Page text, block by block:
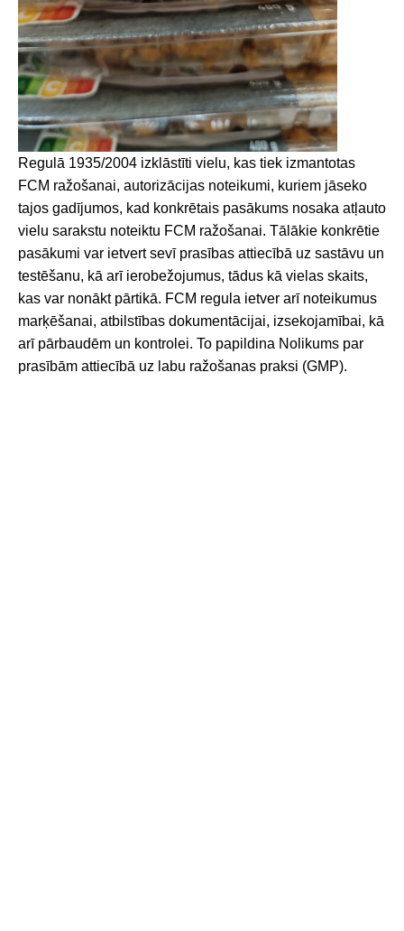
Regulā 1935/2004 izklāstīti vielu, kas tiek izmantotas
FCM ražošanai, autorizācijas noteikumi, kuriem jāseko
tajos gadījumos, kad konkrētais pasākums nosaka atļauto
vielu sarakstu noteiktu FCM ražošanai. Tālākie konkrētie
pasākumi var ietvert sevī prasības attiecībā uz sastāvu un
testēšanu, kā arī ierobežojumus, tādus kā vielas skaits,
kas var nonākt pārtikā. FCM regula ietver arī noteikumus
marķēšanai, atbilstības dokumentācijai, izsekojamībai, kā
arī pārbaudēm un kontrolei. To papildina Nolikums par
prasībām attiecībā uz labu ražošanas praksi (GMP).